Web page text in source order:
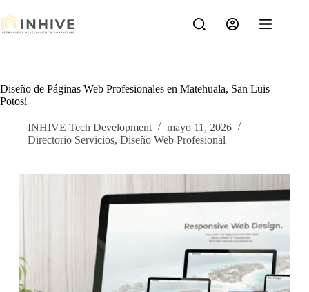
al
contenido
Diseño de Páginas Web Profesionales en Matehuala, San Luis
Potosí
INHIVE Tech Development
mayo 11, 2026
Directorio Servicios, Diseño Web Profesional